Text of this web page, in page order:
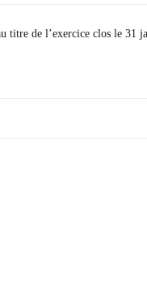
titre de l’exercice clos le